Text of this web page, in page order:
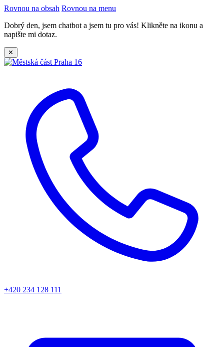
Rovnou na obsah Rovnou na menu
Dobrý den, jsem chatbot a jsem tu pro vás! Klikněte na ikonu a
napište mi dotaz.
✕
+420 234 128 111